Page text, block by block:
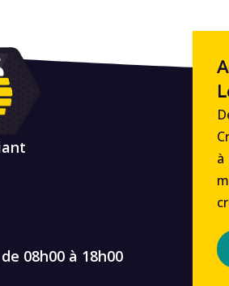
08h00 à 18h00
à